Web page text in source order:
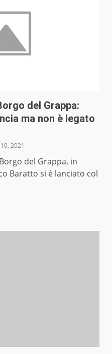
del Grappa:
ma non è legato
2021
del Grappa, in
Baratto si è lanciato col